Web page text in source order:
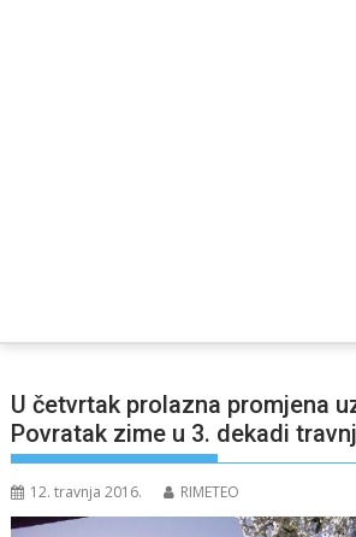
U četvrtak prolazna promjena
Povratak zime u 3. dekadi
12. travnja 2016. RIMETEO